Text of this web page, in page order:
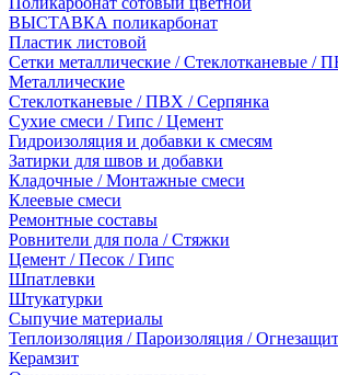
ВЫСТАВКА поликарбонат
Пластик листовой
Сетки металлические / Стеклотканевые /
Металлические
Стеклотканевые / ПВХ / Серпянка
Сухие смеси / Гипс / Цемент
Гидроизоляция и добавки к смесям
Затирки для швов и добавки
Кладочные / Монтажные смеси
Клеевые смеси
Ремонтные составы
Ровнители для пола / Стяжки
Цемент / Песок / Гипс
Шпатлевки
Штукатурки
Сыпучие материалы
Теплоизоляция / Пароизоляция /
Керамзит